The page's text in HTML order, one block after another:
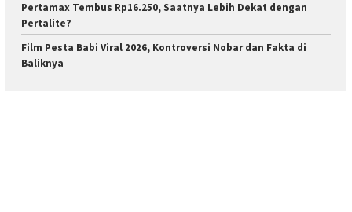
Pertamax Tembus Rp16.250, Saatnya Lebih Dekat dengan
Pertalite?
Film Pesta Babi Viral 2026, Kontroversi Nobar dan Fakta di
Baliknya